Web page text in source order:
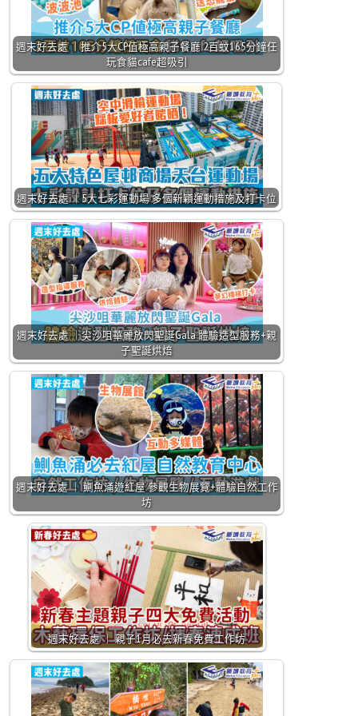
週末好去處 ｜推介5大CP值極高親子餐廳 2百蚊165分鐘任
玩食貓cafe超吸引
週末好去處 ｜5大七彩運動場 多個新穎運動措施及打卡位
週末好去處 ｜尖沙咀華麗放閃聖誕Gala 體驗造型服務+親
子聖誕烘焙
週末好去處 ｜ 鰂魚涌遊紅屋 參觀生物展覽+體驗自然工作
坊
週末好去處 ｜ 親子1月必去新春免費工作坊